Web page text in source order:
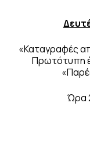
«Καταγραφές
Πρωτότυπη
Ώρα